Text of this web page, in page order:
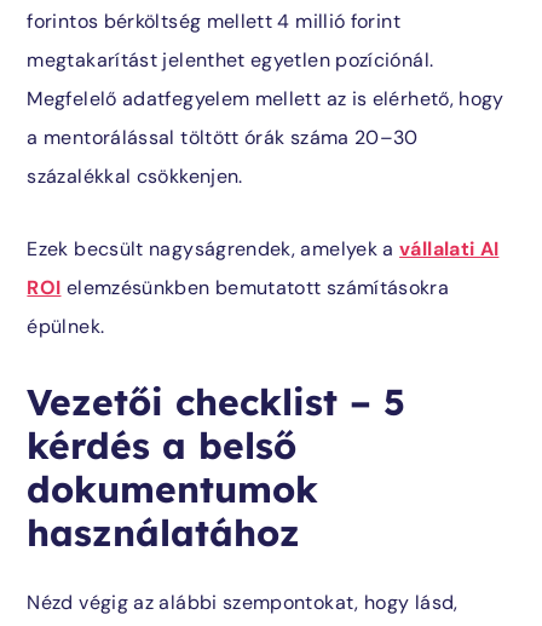
forintos bérköltség mellett 4 millió forint
megtakarítást jelenthet egyetlen pozíciónál.
Megfelelő adatfegyelem mellett az is elérhető, hogy
a mentorálással töltött órák száma 20–30
százalékkal csökkenjen.
Ezek becsült nagyságrendek, amelyek avállalati AI
ROI elemzésünkben bemutatott számításokra
épülnek.
Vezetői checklist – 5
kérdés a belső
dokumentumok
használatához
Nézd végig az alábbi szempontokat, hogy lásd,